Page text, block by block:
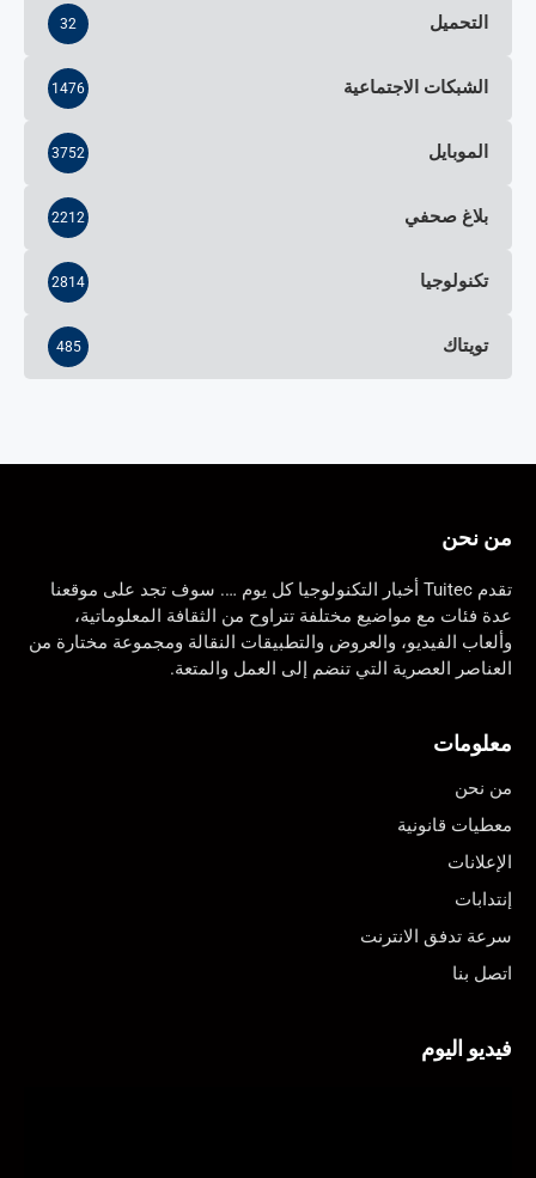
التحميل 32
الشبكات الاجتماعية 1476
الموبايل 3752
بلاغ صحفي 2212
تكنولوجيا 2814
تويتاك 485
من نحن
تقدم Tuitec أخبار التكنولوجيا كل يوم …. سوف تجد على موقعنا
عدة فئات مع مواضيع مختلفة تتراوح من الثقافة المعلوماتية،
وألعاب الفيديو، والعروض والتطبيقات النقالة ومجموعة مختارة من
العناصر العصرية التي تنضم إلى العمل والمتعة.
معلومات
من نحن
معطيات قانونية
الإعلانات
إنتدابات
سرعة تدفق الانترنت
اتصل بنا
فيديو اليوم